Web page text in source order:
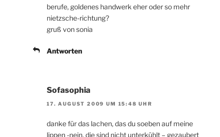
berufe, goldenes handwerk eher oder so mehr
nietzsche-richtung?
gruß von sonia
Antworten
Sofasophia
17. AUGUST 2009 UM 15:48 UHR
danke für das lachen, das du soeben auf meine
lippen -nein, die sind nicht unterkühlt – gezaubert